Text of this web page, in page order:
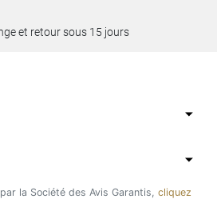
et retour sous 15 jours
la Société des Avis Garantis, cliquez